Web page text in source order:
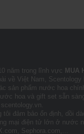
năm trong lĩnh vực MUA
về Việt Nam, Scentology
sản phẩm nước hoa
hoa và gift set sẵn
tôi đảm bảo ổn định, dồi
mại điện tử lớn ở nước
Sephora.com,...